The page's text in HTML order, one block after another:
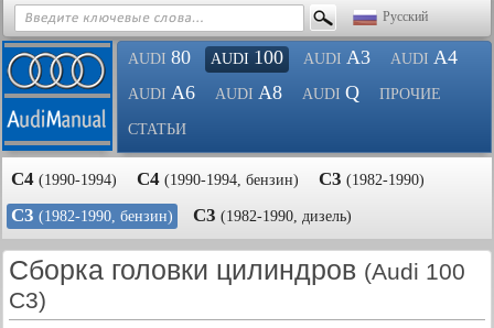
Русский
AUDI 80 AUDI 100 AUDI A3 AUDI A4
AUDI A6 AUDI A8 AUDI Q ПРОЧИЕ
СТАТЬИ
С4 (1990-1994) С4 (1990-1994, бензин) С3 (1982-1990)
С3 (1982-1990, бензин) С3 (1982-1990, дизель)
Сборка головки цилиндров (Audi 100
C3)